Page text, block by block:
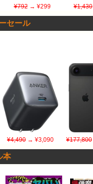
¥792→ ¥299 ¥1,430
セール
¥4,490 → ¥3,090 ¥177,800
本